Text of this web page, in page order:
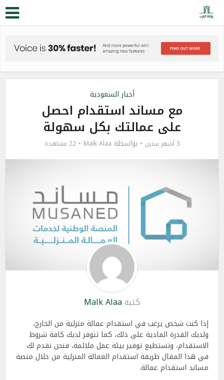
أخبار السعودية
مع مساند استقدام احصل
على عمالتك بكل سهولة
3 أشهر سنين بواسطة Malk Alaa 22 مشاهدة
كتبهMalk Alaa
إذا كنت شخص يرغب في استقدام عمالة منزلية من الخارج،
ولديك القدرة المادية على ذلك، كما تتوفر لديك كافة شروط
الاستقدام، وتستطيع توفير بيئة عمل ملائمة، فنحن نقدم لك
في هذا المقال طريقة استقدام العمالة المنزلية من خلال منصة
مساند استقدام عمالة.